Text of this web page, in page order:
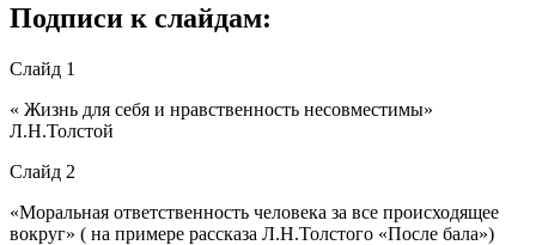
Подписи к слайдам:
Слайд 1
« Жизнь для себя и нравственность несовместимы»
Л.Н.Толстой
Слайд 2
«Моральная ответственность человека за все происходящее
вокруг» ( на примере рассказа Л.Н.Толстого «После бала»)